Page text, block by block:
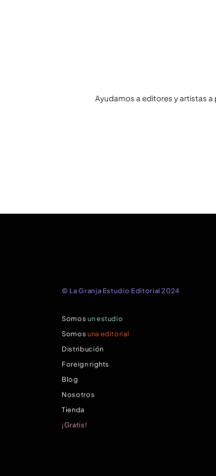
Ayudamos a editores y artistas
© La Granja Estudio Editorial 2024
Somos un estudio
Somos una editorial
Distribución
Foreign rights
Blog
Nosotros
Tienda
¡Gratis!